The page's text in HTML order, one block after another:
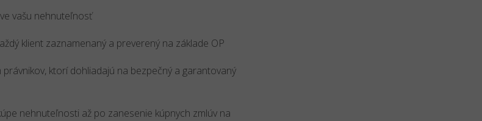
vašu nehnuteľnosť
klient zaznamenaný a preverený na základe OP
ktorí dohliadajú na bezpečný a garantovaný
nehnuteľnosti až po zanesenie kúpnych zmlúv na